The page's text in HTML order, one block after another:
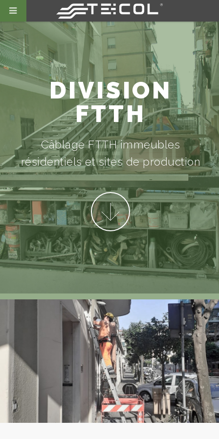
DIVISION
FTTH
Câblage FTTH immeubles
résidentiels et sites de production
More